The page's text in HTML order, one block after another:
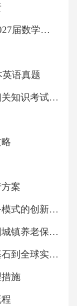
面：使顾客
、使用方
配技巧。*观
识到专业院
的重要性。*
的使用习
增强顾客对
）培训内
：*核心成
成分的来
如何起效？
*适用肤质与
些情况需谨
量：详细演
时机（如
解答（FA
宁夏回族吴忠市红寺堡区2027届数学六年级第一学期期末质量检测试题含解析
语真题
铁路调车作业与列车编组相关知识考试试卷
案
探寻内资融资租赁公司业务模式的创新与发展
探寻公平与效率平衡：我国城镇养老保险制度深度剖析
探寻做市商制度：从理论基石到全球实践与前瞻
施